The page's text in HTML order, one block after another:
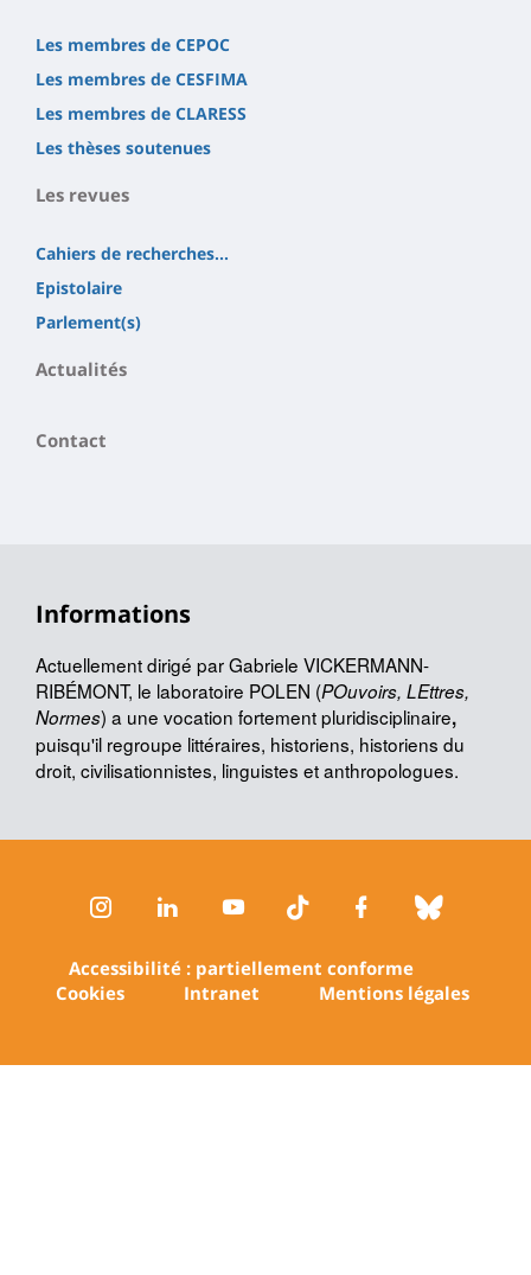
Les membres de CEPOC
Les membres de CESFIMA
Les membres de CLARESS
Les thèses soutenues
Les revues
Cahiers de recherches...
Epistolaire
Parlement(s)
Actualités
Contact
Informations
Actuellement dirigé par Gabriele VICKERMANN-
RIBÉMONT, le laboratoire POLEN (POuvoirs, LEttres,
Normes) a une vocation fortement pluridisciplinaire,
puisqu'il regroupe littéraires, historiens, historiens du
droit, civilisationnistes, linguistes et anthropologues.
InstagramLinkedInYoutubeTikTok Facebook
Accessibilité : partiellement conforme
Cookies
Intranet Mentions légales